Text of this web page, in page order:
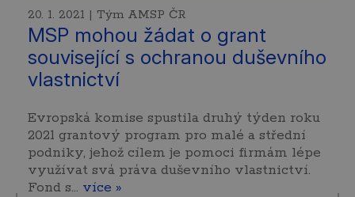
20. 1. 2021 | Tým AMSP ČR
MSP mohou žádat o grant
související s ochranou duševního
vlastnictví
Evropská komise spustila druhý týden roku
2021 grantový program pro malé a střední
podniky, jehož cílem je pomoci firmám lépe
využívat svá práva duševního vlastnictví.
Fond s… více »